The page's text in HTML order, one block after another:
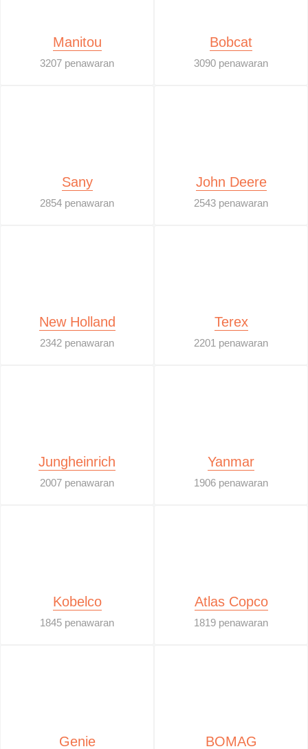
Manitou
3207 penawaran
Bobcat
3090 penawaran
Sany
2854 penawaran
John Deere
2543 penawaran
New Holland
2342 penawaran
Terex
2201 penawaran
Jungheinrich
2007 penawaran
Yanmar
1906 penawaran
Kobelco
1845 penawaran
Atlas Copco
1819 penawaran
Genie BOMAG